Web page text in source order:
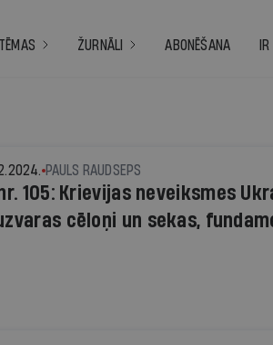
TĒMAS ŽURNĀLI ABONĒŠANA
PAULS RAUDSEPS
105: Krievijas neveiksmes
cēloņi un sekas,